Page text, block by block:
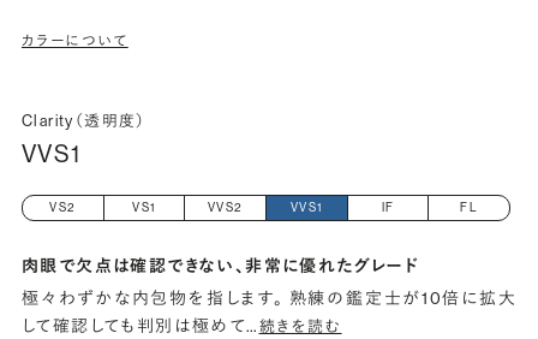
カラーについて
Clarity（透明度）
VVS1
VS2 VS1 VVS2 VVS1 IF FL
肉眼で欠点は確認できない、非常に優れたグレード
極々わずかな内包物を指します。 熟練の鑑定士が10倍に拡大
して確認しても判別は極めて…続きを読む